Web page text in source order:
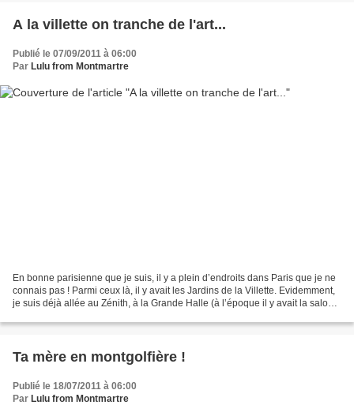
A la villette on tranche de l'art...
Publié le 07/09/2011 à 06:00
Par Lulu from Montmartre
En bonne parisienne que je suis, il y a plein d’endroits dans Paris que je ne
connais pas ! Parmi ceux là, il y avait les Jardins de la Villette. Evidemment,
je suis déjà allée au Zénith, à la Grande Halle (à l’époque il y avait la salon
Ta mère en montgolfière !
Publié le 18/07/2011 à 06:00
Par Lulu from Montmartre